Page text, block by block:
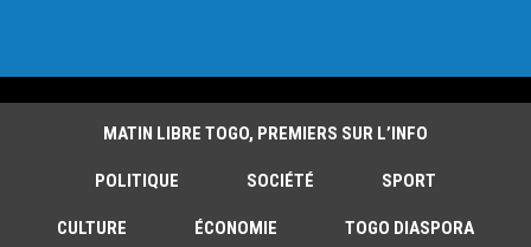
MATIN LIBRE TOGO, PREMIERS SUR L’INFO
POLITIQUE SOCIÉTÉ SPORT
CULTURE ÉCONOMIE TOGO DIASPORA